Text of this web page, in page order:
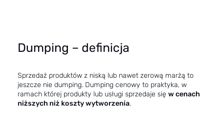
Dumping – definicja
Sprzedaż produktów z niską lub nawet zerową marżą to
jeszcze nie dumping. Dumping cenowy to praktyka, w
ramach której produkty lub usługi sprzedaje się w cenach
niższych niż koszty wytworzenia.